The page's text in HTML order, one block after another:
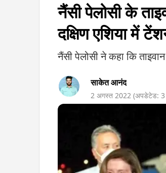
नैंसी पेलोसी के
दक्षिण एशिया में
नैंसी पेलोसी ने कहा कि
साकेत आनंद
2 अगस्त 2022 (अपडेटेड: